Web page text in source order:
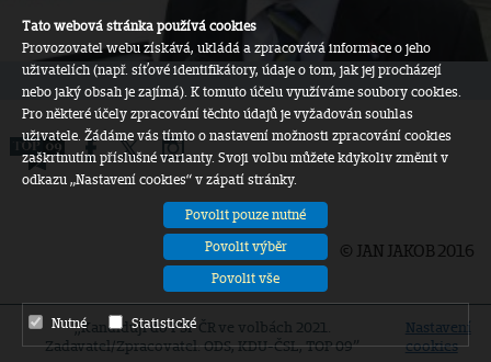
© JAN JAKOB 2016
„Kandiduji do PSP ČR ve volbách 2021.
Zadavatel/Zpracovatel: ODS, KDU-ČSL, TOP 09”
Nastavení
cookies
Tato webová stránka používá cookies
Provozovatel webu získává, ukládá a zpracovává informace o jeho
uživatelích (např. síťové identifikátory, údaje o tom, jak jej procházejí
nebo jaký obsah je zajímá). K tomuto účelu využíváme soubory cookies.
Pro některé účely zpracování těchto údajů je vyžadován souhlas
uživatele. Žádáme vás tímto o nastavení možnosti zpracování cookies
zaškrtnutím příslušné varianty. Svoji volbu můžete kdykoliv změnit v
odkazu „Nastavení cookies“ v zápatí stránky.
Povolit pouze nutné
Povolit výběr
Povolit vše
Nutné Statistické